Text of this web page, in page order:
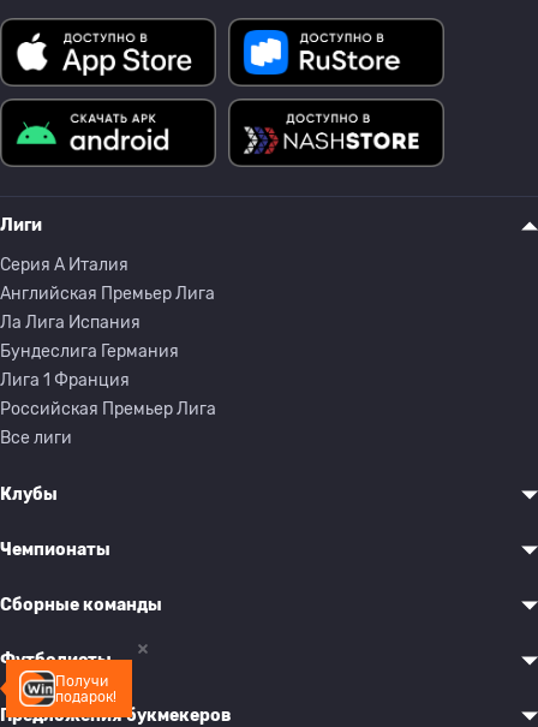
Получи
подарок!
Лиги
Серия A Италия
Английская Премьер Лига
Ла Лига Испания
Бундеслига Германия
Лига 1 Франция
Российская Премьер Лига
Все лиги
Клубы
Чемпионаты
Сборные команды
Футболисты
Предложения букмекеров